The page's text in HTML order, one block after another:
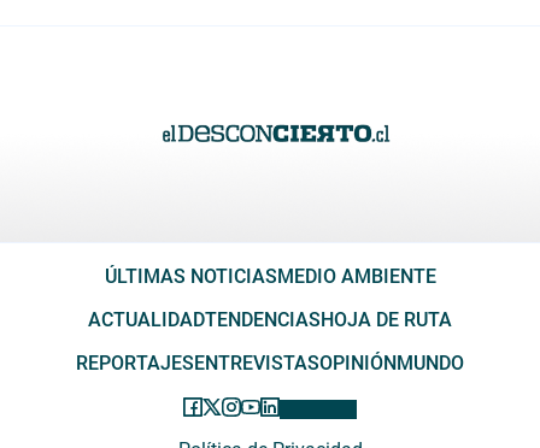
ÚLTIMAS NOTICIASMEDIO AMBIENTE
ACTUALIDADTENDENCIASHOJA DE RUTA
REPORTAJESENTREVISTASOPINIÓNMUNDO